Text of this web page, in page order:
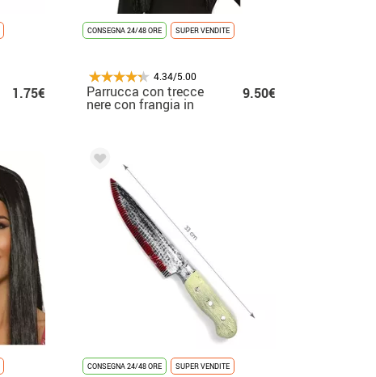
1.75€
CONSEGNA 24/48 ORE SUPER VENDITE
4.34/5.00
Parrucca con trecce
nere con frangia in
scatola per bambini
9.50€
CONSEGNA 24/48 ORE SUPER VENDITE